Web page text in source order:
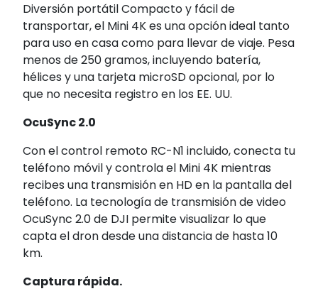
Diversión portátil Compacto y fácil de
transportar, el Mini 4K es una opción ideal tanto
para uso en casa como para llevar de viaje. Pesa
menos de 250 gramos, incluyendo batería,
hélices y una tarjeta microSD opcional, por lo
que no necesita registro en los EE. UU.
OcuSync 2.0
Con el control remoto RC-N1 incluido, conecta tu
teléfono móvil y controla el Mini 4K mientras
recibes una transmisión en HD en la pantalla del
teléfono. La tecnología de transmisión de video
OcuSync 2.0 de DJI permite visualizar lo que
capta el dron desde una distancia de hasta 10
km.
Captura rápida.